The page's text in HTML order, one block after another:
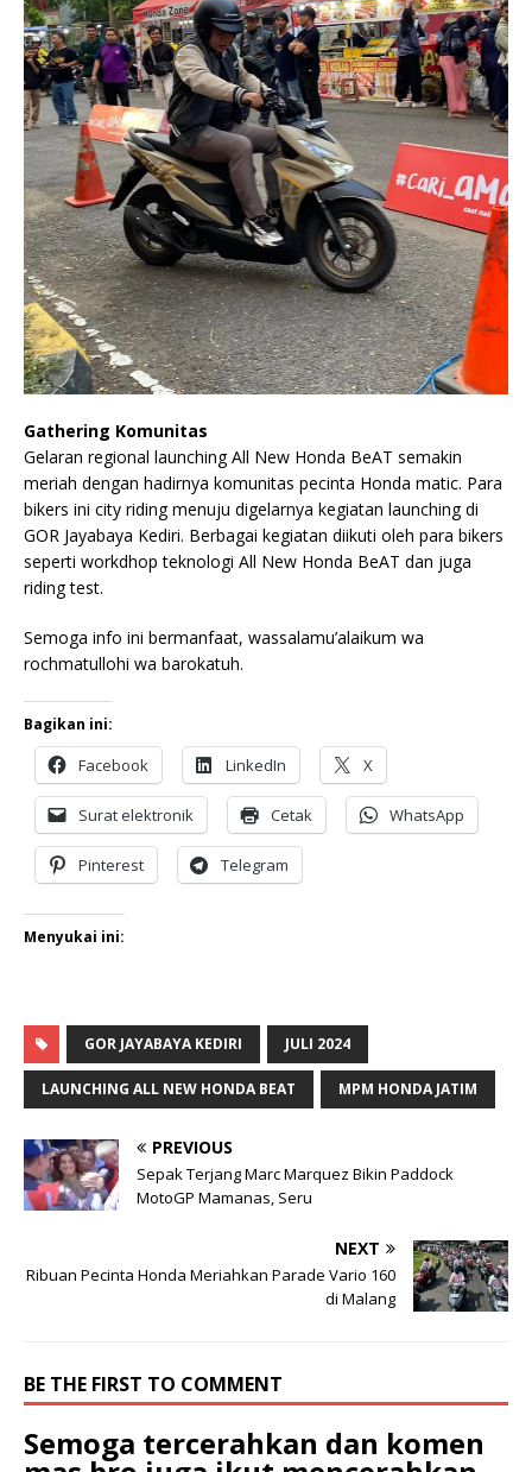
Gathering Komunitas
Gelaran regional launching All New Honda BeAT semakin
meriah dengan hadirnya komunitas pecinta Honda matic. Para
bikers ini city riding menuju digelarnya kegiatan launching di
GOR Jayabaya Kediri. Berbagai kegiatan diikuti oleh para bikers
seperti workdhop teknologi All New Honda BeAT dan juga
riding test.
Semoga info ini bermanfaat, wassalamu’alaikum wa
rochmatullohi wa barokatuh.
Bagikan ini:
Facebook LinkedIn X
Surat elektronik Cetak WhatsApp
Pinterest Telegram
Menyukai ini:
GOR JAYABAYA KEDIRI JULI 2024
LAUNCHING ALL NEW HONDA BEAT MPM HONDA JATIM
PREVIOUS
Sepak Terjang Marc Marquez Bikin Paddock
MotoGP Mamanas, Seru
NEXT
Ribuan Pecinta Honda Meriahkan Parade Vario 160
di Malang
BE THE FIRST TO COMMENT
Semoga tercerahkan dan komen